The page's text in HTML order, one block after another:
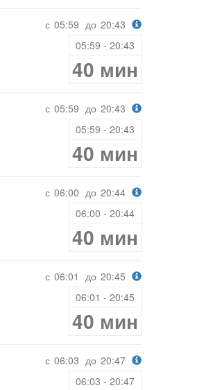
с 05:59 до 20:43
05:59 - 20:43
40 мин
с 05:59 до 20:43
05:59 - 20:43
40 мин
с 06:00 до 20:44
06:00 - 20:44
40 мин
с 06:01 до 20:45
06:01 - 20:45
40 мин
с 06:03 до 20:47
06:03 - 20:47